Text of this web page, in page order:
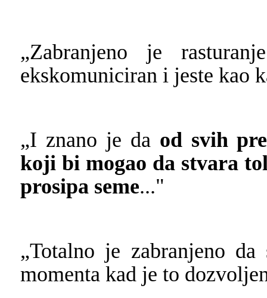
„Zabranjeno je
ekskomuniciran i jeste kao
„I znano je da od svih
koji bi mogao da stvara
prosipa seme..."
„Totalno je zabranjeno
momenta kad je to